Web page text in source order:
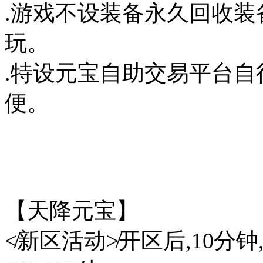
.游戏不设装备永久回收
玩。
.特设元宝自助交易平台
便。
【天降元宝】
≮新区活动≯开区后,10分